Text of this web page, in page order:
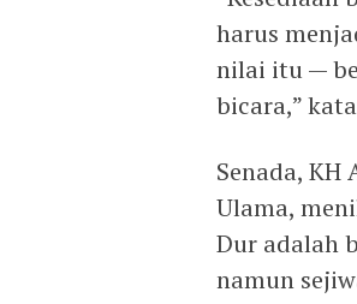
harus
nilai itu —
bicara,”
Senada,
Ulama,
Dur adalah
namun